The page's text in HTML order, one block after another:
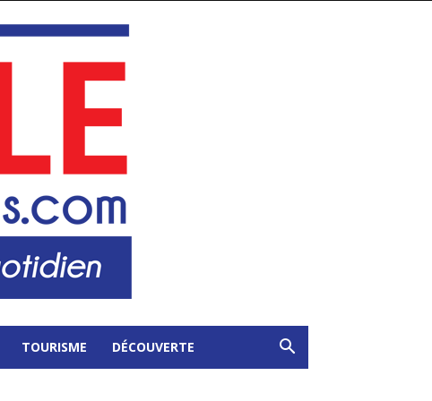
TOURISME DÉCOUVERTE